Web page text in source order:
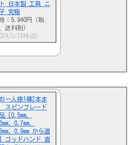
日本製 工具 ニ
究極
：5,940円（税
送料別)
3/13時点)
一人様1種2本ま
スピンブレード
[0.5mm、
、0.7mm、
、0.9mm から選
ゴッドハンド 直